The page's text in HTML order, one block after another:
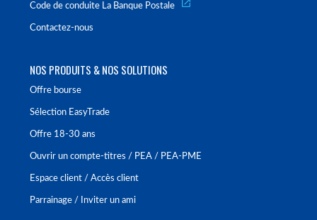
Code de conduite La Banque Postale
Contactez-nous
NOS PRODUITS & NOS SOLUTIONS
Offre bourse
Sélection EasyTrade
Offre 18-30 ans
Ouvrir un compte-titres / PEA / PEA-PME
Espace client / Accès client
Parrainage / Inviter un ami